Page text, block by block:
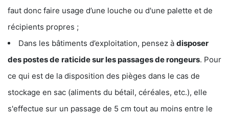
faut donc faire usage d’une louche ou d'une palette et de
récipients propres ;
Dans les bâtiments d’exploitation, pensez à disposer
des postes de raticide sur les passages de rongeurs. Pour
ce qui est de la disposition des pièges dans le cas de
stockage en sac (aliments du bétail, céréales, etc.), elle
s'effectue sur un passage de 5 cm tout au moins entre le